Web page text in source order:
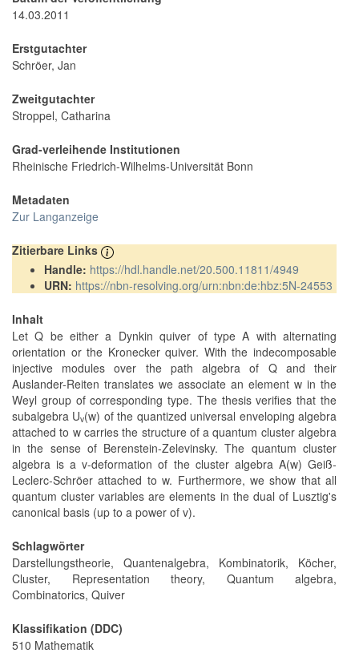
14.03.2011
Erstgutachter
Schröer, Jan
Zweitgutachter
Stroppel, Catharina
Grad-verleihende Institutionen
Rheinische Friedrich-Wilhelms-Universität Bonn
Metadaten
Zur Langanzeige
Zitierbare Links
Handle: https://hdl.handle.net/20.500.11811/4949
URN: https://nbn-resolving.org/urn:nbn:de:hbz:5N-24553
Inhalt
Let Q be either a Dynkin quiver of type A with alternating
orientation or the Kronecker quiver. With the indecomposable
injective modules over the path algebra of Q and their
Auslander-Reiten translates we associate an element w in the
Weyl group of corresponding type. The thesis verifies that the
subalgebra Uv(w) of the quantized universal enveloping algebra
attached to w carries the structure of a quantum cluster algebra
in the sense of Berenstein-Zelevinsky. The quantum cluster
algebra is a v-deformation of the cluster algebra A(w) Geiß-
Leclerc-Schröer attached to w. Furthermore, we show that all
quantum cluster variables are elements in the dual of Lusztig's
canonical basis (up to a power of v).
Schlagwörter
Darstellungstheorie, Quantenalgebra, Kombinatorik, Köcher,
Cluster, Representation theory, Quantum algebra,
Combinatorics, Quiver
Klassifikation (DDC)
510 Mathematik